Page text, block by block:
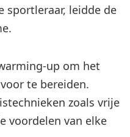
sportleraar, leidde de
up om het
te bereiden.
zoals vrije
voordelen van elke